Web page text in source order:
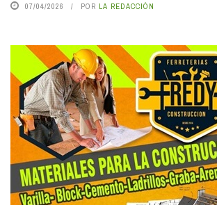
07/04/2026 POR LA REDACCIÓN